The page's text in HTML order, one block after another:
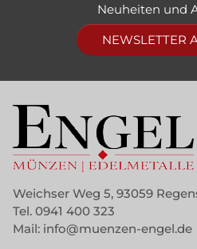
Neuheiten und
NEWSLETTER
Weichser Weg 5, 93059
Tel. 0941 400 323
Mail: info@muenzen-engel.de